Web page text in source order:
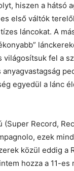
hiszen a hátsó
első váltók
láncokat. A
fel a
egyedül a lánc
Record,
ezek
közül eddig a
hozza a 11-